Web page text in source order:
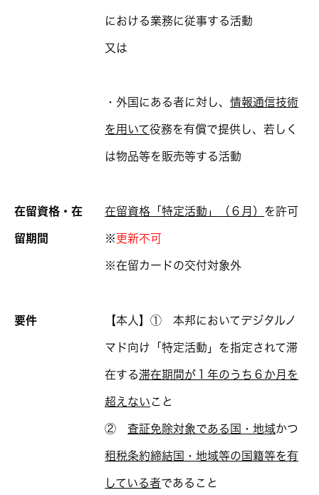
における業務に従事する活動
又は
・外国にある者に対し、情報通信技術
を用いて役務を有償で提供し、若しく
は物品等を販売等する活動
在留資格・在
留期間
在留資格「特定活動」（６月） を許可
※ 更新不可
※在留カードの交付対象外
要件 【本人】① 本邦においてデジタルノ
マド向け「特定活動」を指定されて滞
在する滞在期間が１年のうち６か月を
超えない こと
②査証免除対象である国・地域かつ
租税条約締結国・地域等の国籍等を有
している者であること